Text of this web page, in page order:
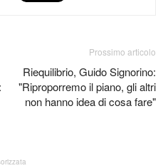
Prossimo articolo
Riequilibrio, Guido Signorino:
"Riproporremo il piano, gli altri
non hanno idea di cosa fare"